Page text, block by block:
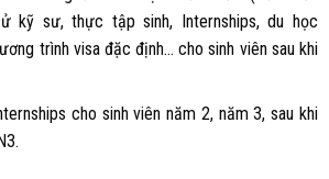
kỹ sư, thực tập sinh, Internships, du học
trình visa đặc định… cho sinh viên sau khi
cho sinh viên năm 2, năm 3, sau khi